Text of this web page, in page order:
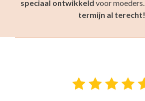
speciaal ontwikkeld voor moeders.
termijn al terecht!